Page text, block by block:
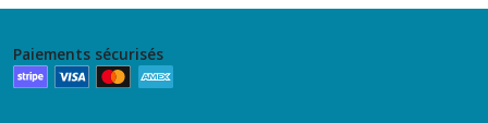
Paiements sécurisés